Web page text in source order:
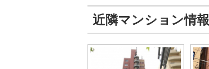
近隣マンション情報